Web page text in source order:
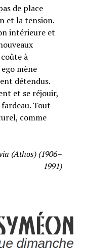
de place
et la tension.
intérieure et
à
mène
détendus.
et se réjouir,
Tout
comme
(Athos) (1906–
1991)